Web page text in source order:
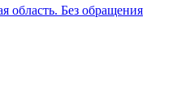
область. Без обращения